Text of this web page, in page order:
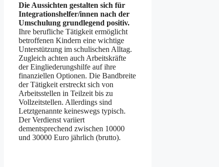
Die Aussichten gestalten sich für
Integrationshelfer/innen nach der
Umschulung grundlegend positiv.
Ihre berufliche Tätigkeit ermöglicht
betroffenen Kindern eine wichtige
Unterstützung im schulischen Alltag.
Zugleich achten auch Arbeitskräfte
der Eingliederungshilfe auf ihre
finanziellen Optionen. Die Bandbreite
der Tätigkeit erstreckt sich von
Arbeitsstellen in Teilzeit bis zu
Vollzeitstellen. Allerdings sind
Letztgenannte keineswegs typisch.
Der Verdienst variiert
dementsprechend zwischen 10000
und 30000 Euro jährlich (brutto).